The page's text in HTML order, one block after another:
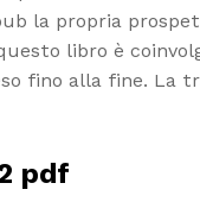
la propria
libro è
fino alla fine.
pdf